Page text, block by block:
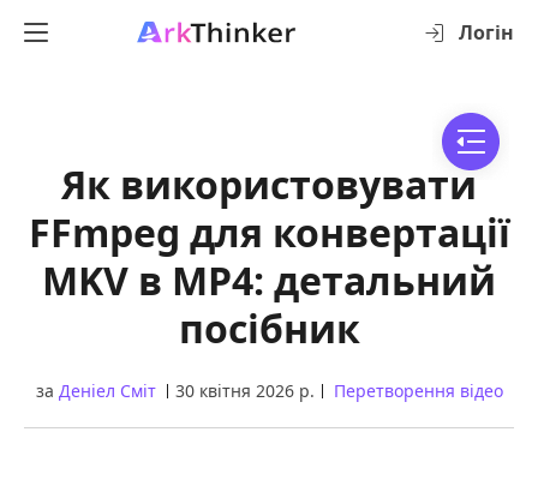
Логін
Як використовувати
FFmpeg для конвертації
MKV в MP4: детальний
посібник
за Деніел Сміт 30 квітня 2026 р. Перетворення відео